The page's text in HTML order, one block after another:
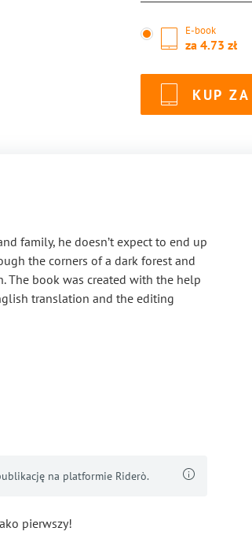
E-book
za 4.73
KUP ZA
family, he doesn’t expect to end up
the corners of a dark forest and
The book was created with the help
translation and the editing
na platformie Riderò.
pierwszy!